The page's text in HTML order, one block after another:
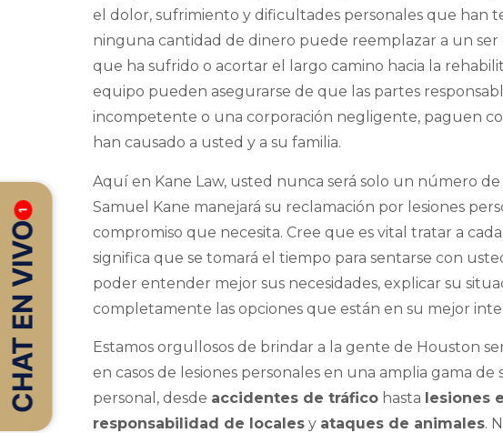
el dolor, sufrimiento y dificultades personales que han
ninguna cantidad de dinero puede reemplazar a un
que ha sufrido o acortar el largo camino hacia la
equipo pueden asegurarse de que las partes
incompetente o una corporación negligente, paguen
han causado a usted y a su familia.
Aquí en Kane Law, usted nunca será solo un número
Samuel Kane manejará su reclamación por lesiones
compromiso que necesita. Cree que es vital tratar a
significa que se tomará el tiempo para sentarse con
poder entender mejor sus necesidades, explicar su
completamente las opciones que están en su mejor
Estamos orgullosos de brindar a la gente de Houston
en casos de lesiones personales en una amplia gama
personal, desde accidentes de tráfico hasta lesiones
responsabilidad de locales y ataques de animales.
CHAT EN VIVO
1